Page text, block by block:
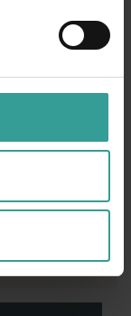
la plus
séjour, rien
des